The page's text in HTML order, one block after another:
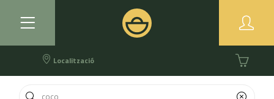
Localització